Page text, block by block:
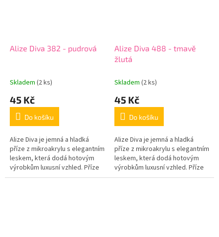
Alize Diva 382 - pudrová
Skladem (2 ks)
45 Kč
Do košíku
Alize Diva je jemná a hladká
příze z mikroakrylu s elegantním
leskem, která dodá hotovým
výrobkům luxusní vzhled. Příze
je příjemná na dotek, krásně
Alize Diva 488 - tmavě
žlutá
Skladem (2 ks)
45 Kč
Do košíku
Alize Diva je jemná a hladká
příze z mikroakrylu s elegantním
leskem, která dodá hotovým
výrobkům luxusní vzhled. Příze
je příjemná na dotek, krásně